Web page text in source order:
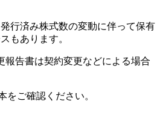
行済み株式数の変動に伴って保有
もあります。
告書は契約変更などによる場合
ご確認ください。